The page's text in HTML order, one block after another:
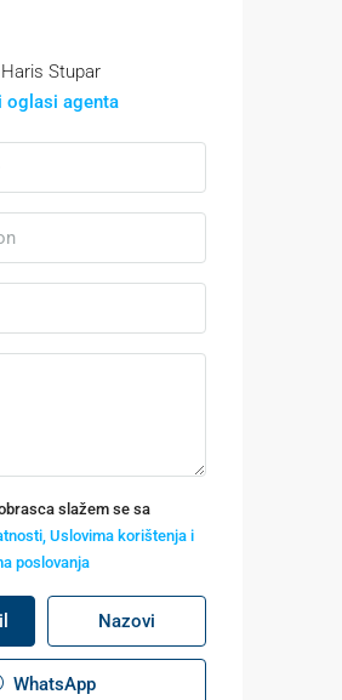
Haris Stupar
oglasi agenta
slažem se sa
Uslovima korištenja i
poslovanja
Nazovi
WhatsApp